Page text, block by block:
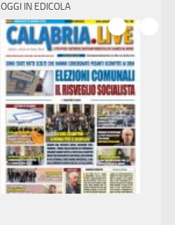
OGGI IN EDICOLA